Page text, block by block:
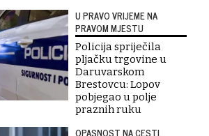
U PRAVO VRIJEME NA
PRAVOM MJESTU
Policija spriječila
pljačku trgovine u
Daruvarskom
Brestovcu: Lopov
pobjegao u polje
praznih ruku
OPASNOST NA CESTI